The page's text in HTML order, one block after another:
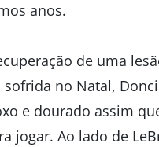
anos.
de uma
no Natal,
e dourado assim
jogar. Ao lado de